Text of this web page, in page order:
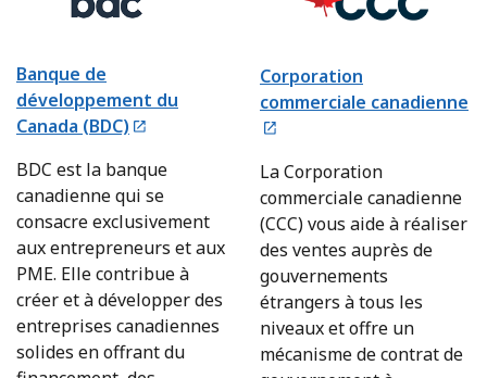
Banque de
développement du
Canada (BDC)
BDC est la banque
canadienne qui se
consacre exclusivement
aux entrepreneurs et aux
PME. Elle contribue à
créer et à développer des
entreprises canadiennes
solides en offrant du
Corporation
commerciale canadienne
La Corporation
commerciale canadienne
(CCC) vous aide à réaliser
des ventes auprès de
gouvernements
étrangers à tous les
niveaux et offre un
mécanisme de contrat de